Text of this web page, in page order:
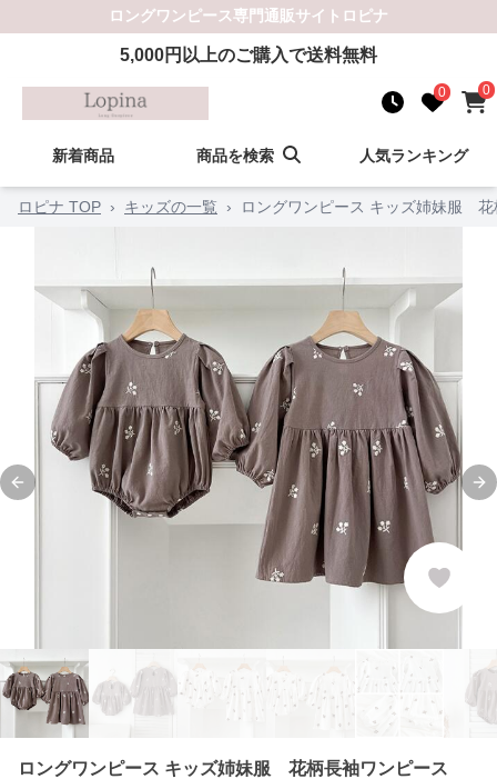
ロングワンピース専門通販サイト ロピナ
5,000円以上のご購入で送料無料
0 0
新着商品 商品を検索 人気ランキング
ロピナ TOP › キッズの一覧 › ロングワンピース キッズ姉妹服
Previous slide
ロングワンピース キッズ姉妹服 花柄長袖ワンピース